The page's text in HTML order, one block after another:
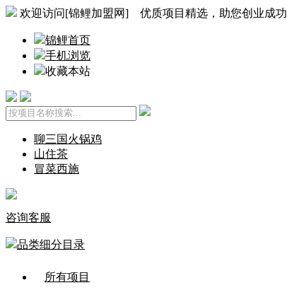
欢迎访问[锦鲤加盟网] 优质项目精选，助您创业成功
锦鲤首页
手机浏览
收藏本站
聊三国火锅鸡
山住茶
冒菜西施
咨询客服
品类细分目录
所有项目